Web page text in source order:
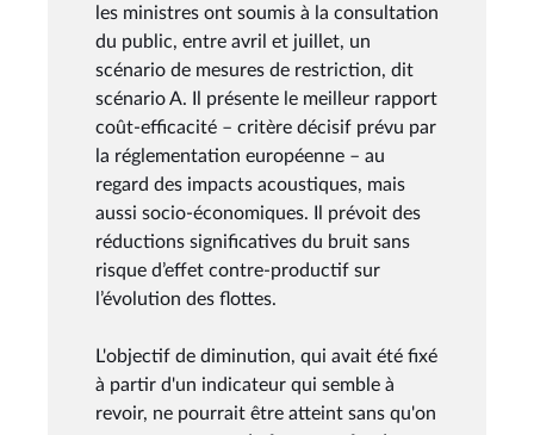
les ministres ont soumis à la consultation
du public, entre avril et juillet, un
scénario de mesures de restriction, dit
scénario A. Il présente le meilleur rapport
coût-efficacité – critère décisif prévu par
la réglementation européenne – au
regard des impacts acoustiques, mais
aussi socio-économiques. Il prévoit des
réductions significatives du bruit sans
risque d’effet contre-productif sur
l’évolution des flottes.
L'objectif de diminution, qui avait été fixé
à partir d'un indicateur qui semble à
revoir, ne pourrait être atteint sans qu'on